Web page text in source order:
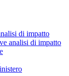
di impatto
analisi di impatto